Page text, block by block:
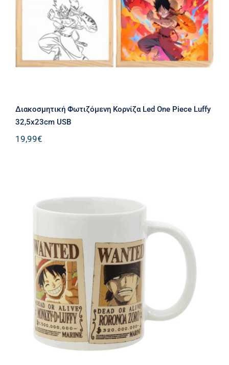
Διακοσμητική Φωτιζόμενη Κορνίζα Led One Piece Luffy
32,5x23cm USB
19,99€
Stor: One Piece: Wanted – Ceramic
Mug in Gift Box (325ml)